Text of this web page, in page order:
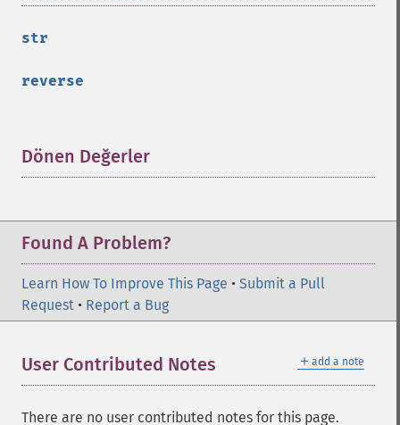
str
reverse
Dönen Değerler
Found A Problem?
Learn How To Improve This Page • Submit a Pull
Request • Report a Bug
＋ add a note
User Contributed Notes
There are no user contributed notes for this page.